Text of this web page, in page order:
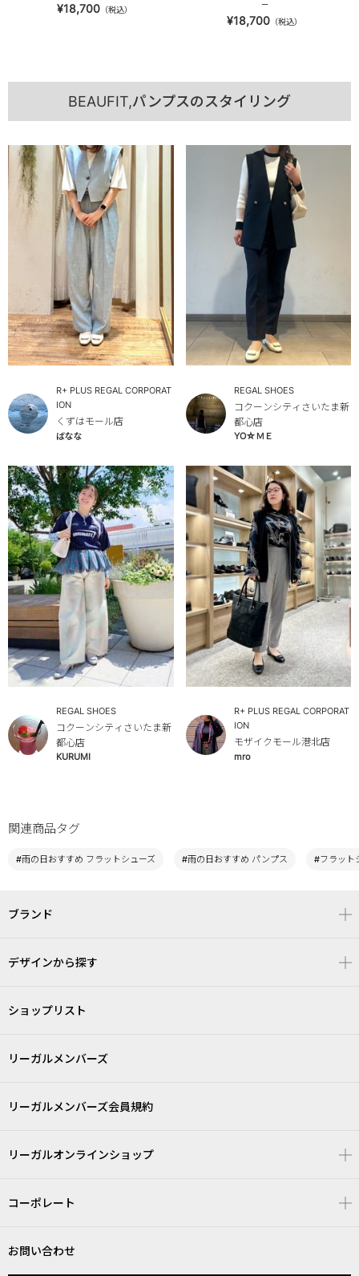
¥18,700 （税込）
ー
¥18,700 （税込）
BEAUFIT,パンプスのスタイリング
R+ PLUS REGAL CORPORAT
ION
くずはモール店
ばなな
REGAL SHOES
コクーンシティさいたま新
都心店
YO☆ＭＥ
REGAL SHOES
コクーンシティさいたま新
都心店
KURUMI
R+ PLUS REGAL CORPORAT
ION
モザイクモール港北店
mro
関連商品タグ
#雨の日おすすめ フラットシューズ #雨の日おすすめ パンプス #フラット
ブランド
デザインから探す
ショップリスト
リーガルメンバーズ
リーガルメンバーズ会員規約
リーガルオンラインショップ
コーポレート
お問い合わせ